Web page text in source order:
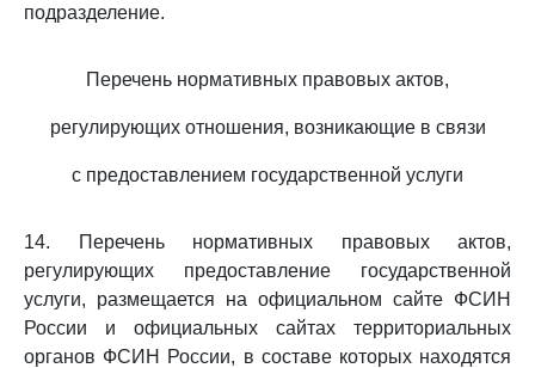
подразделение.
Перечень нормативных правовых актов,
регулирующих отношения, возникающие в связи
с предоставлением государственной услуги
14. Перечень нормативных правовых актов,
регулирующих предоставление государственной
услуги, размещается на официальном сайте ФСИН
России и официальных сайтах территориальных
органов ФСИН России, в составе которых находятся